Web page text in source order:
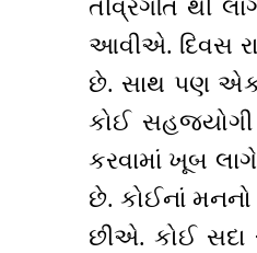
તીવ્રગતિ થી
આવીએ. દિવસ
છે. સાથ પણ
કોઈ સહજયોગી
કરવામાં ખૂબ
છે. કોઈનાં
છીએ. કોઈ સદા